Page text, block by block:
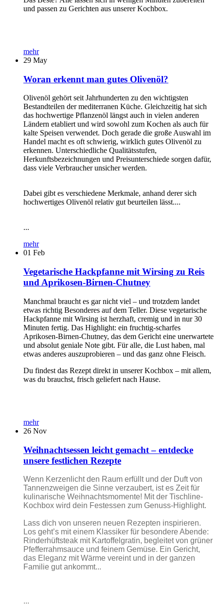
und passen zu Gerichten aus unserer Kochbox.
mehr
29 May
Woran erkennt man gutes Olivenöl?
Olivenöl gehört seit Jahrhunderten zu den wichtigsten
Bestandteilen der mediterranen Küche. Gleichzeitig hat sich
das hochwertige Pflanzenöl längst auch in vielen anderen
Ländern etabliert und wird sowohl zum Kochen als auch für
kalte Speisen verwendet. Doch gerade die große Auswahl im
Handel macht es oft schwierig, wirklich gutes Olivenöl zu
erkennen. Unterschiedliche Qualitätsstufen,
Herkunftsbezeichnungen und Preisunterschiede sorgen dafür,
dass viele Verbraucher unsicher werden.
Dabei gibt es verschiedene Merkmale, anhand derer sich
hochwertiges Olivenöl relativ gut beurteilen lässt....
...
mehr
01 Feb
Vegetarische Hackpfanne mit Wirsing zu Reis
und Aprikosen-Birnen-Chutney
Manchmal braucht es gar nicht viel – und trotzdem landet
etwas richtig Besonderes auf dem Teller. Diese vegetarische
Hackpfanne mit Wirsing ist herzhaft, cremig und in nur 30
Minuten fertig. Das Highlight: ein fruchtig-scharfes
Aprikosen-Birnen-Chutney, das dem Gericht eine unerwartete
und absolut geniale Note gibt. Für alle, die Lust haben, mal
etwas anderes auszuprobieren – und das ganz ohne Fleisch.
Du findest das Rezept direkt in unserer Kochbox – mit allem,
was du brauchst, frisch geliefert nach Hause.
mehr
26 Nov
Weihnachtsessen leicht gemacht – entdecke
unsere festlichen Rezepte
Wenn Kerzenlicht den Raum erfüllt und der Duft von
Tannenzweigen die Sinne verzaubert, ist es Zeit für
kulinarische Weihnachtsmomente! Mit der Tischline-
Kochbox wird dein Festessen zum Genuss-Highlight.
Lass dich von unseren neuen Rezepten inspirieren.
Los geht’s mit einem Klassiker für besondere Abende:
Rinderhüftsteak mit Kartoffelgratin, begleitet von grüner
Pfefferrahmsauce und feinem Gemüse. Ein Gericht,
das Eleganz mit Wärme vereint und in der ganzen
Familie gut ankommt...
...